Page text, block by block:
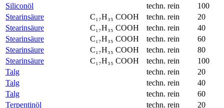
Siliconöl
techn. rein
100
Stearinsäure
C₁₇H₃₅ COOH techn. rein
20
Stearinsäure
C₁₇H₃₅ COOH techn. rein
40
Stearinsäure
C₁₇H₃₅ COOH techn. rein
60
Stearinsäure
C₁₇H₃₅ COOH techn. rein
80
Stearinsäure
C₁₇H₃₅ COOH techn. rein
100
Talg
techn. rein
20
Talg
techn. rein
40
Talg
techn. rein
60
Terpentinöl
techn. rein
20